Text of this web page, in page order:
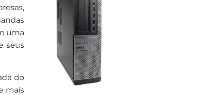
uma
seus
do
mais